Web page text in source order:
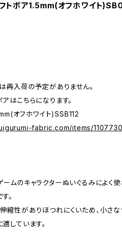
フトボア1.5mm(オフホワイト
は再入荷の予定がありません。
はこちらになります。
オフホワイト)SSB112
fabric.com/items/
ームのキャラクターぬいぐるみによく
。
縮性がありほつれにくいため、小さな
しています。